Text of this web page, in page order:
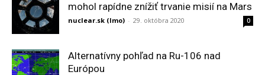
mohol rapídne znížiť trvanie misií na Mars
nuclear.sk (lmo) - 29. októbra 2020 0
Alternatívny pohľad na Ru-106 nad
Európou